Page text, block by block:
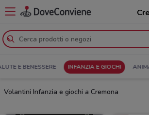
E BENESSERE INFANZIA E GIOCHI
Volantini Infanzia e giochi a Cremona